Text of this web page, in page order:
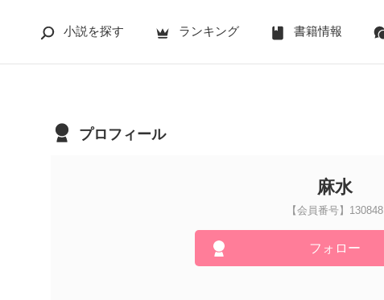
小説を探す ランキング 書籍情報
プロフィール
麻水
【会員番号】130848
フォロー